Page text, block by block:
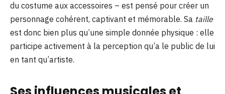
du costume aux accessoires – est pensé pour créer un
personnage cohérent, captivant et mémorable. Sa taille
est donc bien plus qu’une simple donnée physique : elle
participe activement à la perception qu’a le public de lui
en tant qu’artiste.